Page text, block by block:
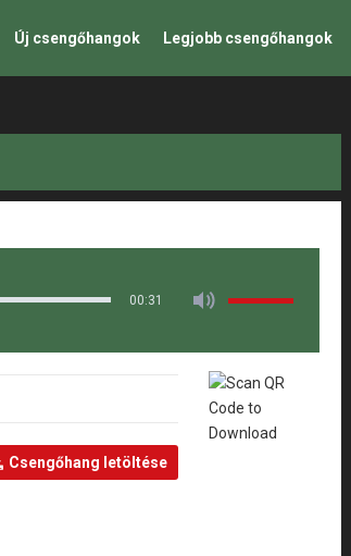
Új csengőhangok Legjobb csengőhangok
00:31
Csengőhang letöltése